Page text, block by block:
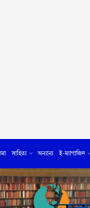
সাহিত্য অন্যান্য ই-ম্যাগাজিন